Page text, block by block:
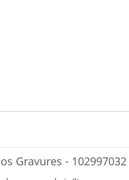
Gravures - 102997032